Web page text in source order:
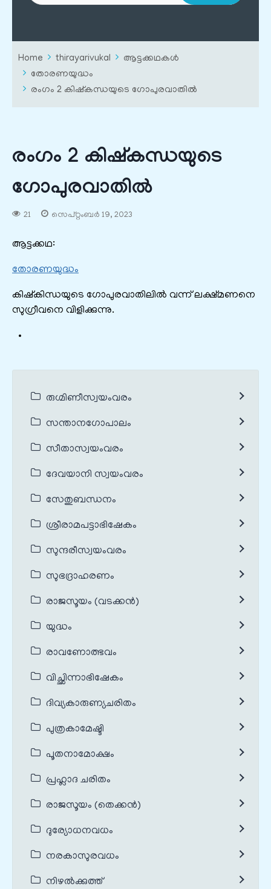
Home thirayarivukal
ആട്ടക്കഥകൾ
തോരണയുദ്ധം
രംഗം 2 കിഷ്കന്ധയുടെ ഗോപുരവാതിൽ
രംഗം 2 കിഷ്കന്ധയുടെ
ഗോപുരവാതിൽ
21 സെപ്റ്റംബർ 19, 2023
ആട്ടക്കഥ:
തോരണയുദ്ധം
കിഷ്കിന്ധയുടെ ഗോപുരവാതിലിൽ വന്ന് ലക്ഷ്മണനെ
സുഗ്രീവനെ വിളിക്കുന്നു.
രുഗ്മിണീസ്വയംവരം
സന്താനഗോപാലം
സീതാസ്വയംവരം
ദേവയാനി സ്വയംവരം
സേതുബന്ധനം
ശ്രീരാമപട്ടാഭിഷേകം
സുന്ദരീസ്വയംവരം
സുഭദ്രാഹരണം
രാജസൂയം (വടക്കൻ)
യുദ്ധം
രാവണോത്ഭവം
വിച്ഛിന്നാഭിഷേകം
ദിവ്യകാരുണ്യചരിതം
പുത്രകാമേഷ്ടി
പൂതനാമോക്ഷം
പ്രഹ്ലാദ ചരിതം
രാജസൂയം (തെക്കൻ)
ദുര്യോധനവധം
നരകാസുരവധം
നിഴൽക്കുത്ത്